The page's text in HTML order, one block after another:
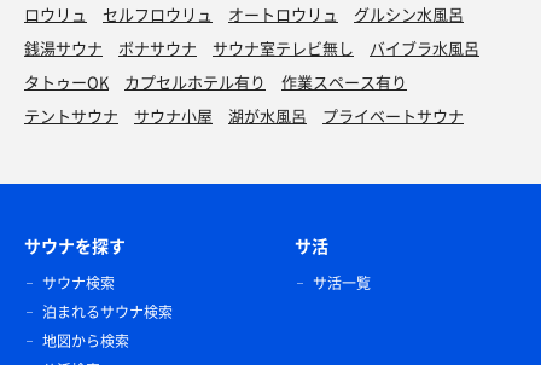
ロウリュ セルフロウリュ オートロウリュ
グルシン水風呂
銭湯サウナ
ボナサウナ サウナ室テレビ無し
バイブラ水風呂
タトゥーOK
カプセルホテル有り
作業スペース有り
テントサウナ
サウナ小屋 湖が水風呂 プライベートサウナ
サウナを探す
サウナ検索
泊まれるサウナ検索
地図から検索
サ活
サ活一覧